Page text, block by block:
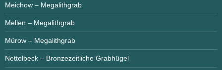
Meichow – Megalithgrab
Mellen – Megalithgrab
Mürow – Megalithgrab
Nettelbeck – Bronzezeitliche Grabhügel